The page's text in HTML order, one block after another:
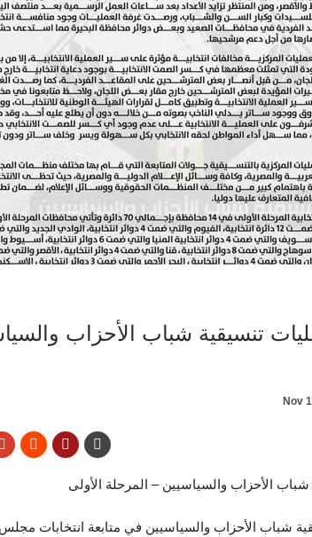
تنسيقية شباب الأحزاب
Nov
شباب الأحزاب والسياسيين – المرحلة الأولى
شباب الأحزاب والسياسيين في متابعة انتخابات مجلس